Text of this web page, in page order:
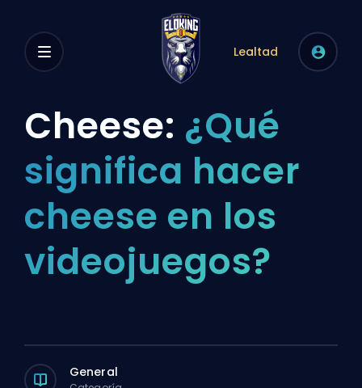
Lealtad
Cheese: ¿Qué
significa hacer
cheese en los
videojuegos?
General